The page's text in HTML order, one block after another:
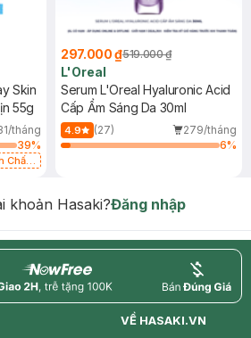
Skin
55g
tháng
39%
Chất
297.000 ₫519.000 ₫
L'Oreal
Serum L'Oreal Hyaluronic Acid
Cấp Ẩm Sáng Da 30ml
4.9 (27)
279/tháng
6%
khoản Hasaki?Đăng nhập
price
VỀ HASAKI.VN